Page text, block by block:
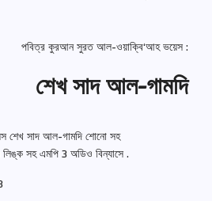
পবিত্র কুরআন সুরত আল-ওয়াক্বি‘আহ ভয়েস :
শেখ সাদ আল-গামদি
সাদ আল-গামদি শোনো সহ
সহ এমপি 3 অডিও বিন্যাসে .